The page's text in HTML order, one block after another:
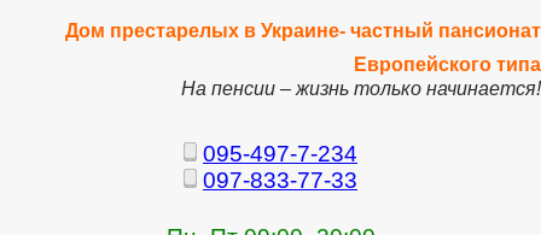
Дом престарелых в Украине- частный пансионат
Европейского типа
На пенсии – жизнь только начинается!
095-497-7-234
097-833-77-33